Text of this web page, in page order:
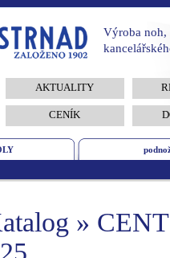
Výroba noh,
AKTUALITY
CENÍK
»